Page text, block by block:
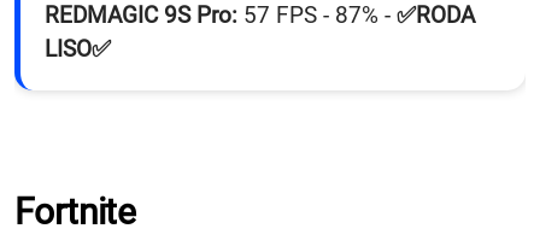
REDMAGIC 9S Pro: 57 FPS - 87% - ✅RODA
LISO✅
Fortnite